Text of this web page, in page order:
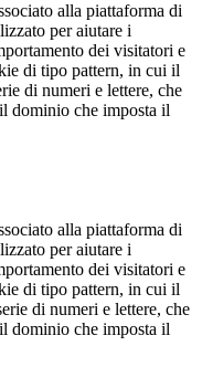
alla piattaforma di
per aiutare i
dei visitatori e
di tipo pattern, in cui il
di numeri e lettere, che
dominio che imposta il
alla piattaforma di
per aiutare i
dei visitatori e
di tipo pattern, in cui il
di numeri e lettere, che
dominio che imposta il